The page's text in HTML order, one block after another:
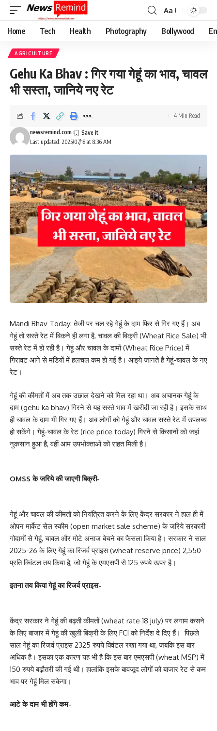
Font
Resizer
Aa
Home Tech Health Photography Bollywood
AGRICULTURE
Gehu Ka Bhav : गिर गया गेहूं का भाव, चावल
भी सस्ता, जानिये नए रेट
Last updated: 2025/07/18 at 8:36 AM
newsremind.com
4 Min Read
Mandi Bhav Today: तेजी पर चल रहे गेहूं के दाम फिर से गिर गए हैं। अब
गेहूं तो सस्ते रेट में बिकने ही लगा है, चावल की बिक्री (Wheat Rice Sale) भी
सस्ते रेट में हो रही है। गेहूं और चावल के दामों (Wheat Rice Price) में
गिरावट आने से मंडियों में हलचल कम हो गई है। आइये जानते हैं गेहूं-चावल के नए
रेट।
गेहूं की कीमतों में अब तक उछाल देखने को मिल रहा था। अब अचानक गेहूं के
दाम (gehu ka bhav) गिरने से यह सस्ते भाव में खरीदी जा रही है। इसके साथ
ही चावल के दाम भी गिर गए हैं। अब लोगों को गेहूं और चावल सस्ते रेट में उपलब्ध
हो सकेंगे। गेहूं-चावल के रेट (rice price today) गिरने से किसानों को जहां
नुकसान हुआ है, वहीं आम उपभोक्ताओं को राहत मिली है।
OMSS के जरिये की जाएगी बिक्री-
गेहूं और चावल की कीमतों को नियंत्रित करने के लिए केंद्र सरकार ने हाल ही में
ओपन मार्केट सेल स्कीम (open market sale scheme) के जरिये सरकारी
गोदामों से गेहूं, चावल और मोटे अनाज बेचने का फैसला किया है। सरकार ने साल
2025-26 के लिए गेहूं का रिजर्व प्राइस (wheat reserve price) 2,550
प्रति क्विंटल तय किया है, जो गेहूं के एमएसपी से 125 रुपये ऊपर है।
इतना तय किया गेहूं का रिजर्व प्राइस-
केंद्र सरकार ने गेहूं की बढ़ती कीमतों (wheat rate 18 july) पर लगाम कसने
के लिए बाजार में गेहूं की खुली बिक्री के लिए FCI को निर्देश दे दिए हैं। पिछले
साल गेहूं का रिजर्व प्राइस 2325 रुपये क्विंटल रखा गया था, जबकि इस बार
अधिक है। इसका एक कारण यह भी है कि इस बार एमएसपी (wheat MSP) में
150 रुपये बढ़ौतरी की गई थी। हालांकि इसके बावजूद लोगों को बाजार रेट से कम
भाव पर गेहूं मिल सकेगा।
आटे के दाम भी होंगे कम-